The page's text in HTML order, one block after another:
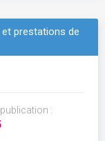
prestations de
publication :